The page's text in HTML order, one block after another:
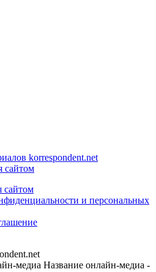
korrespondent.net
сайтом
сайтом
и персональных
медиа Название онлайн-медиа -